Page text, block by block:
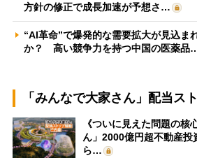
方針の修正で成長加速が予想さ…
“AI革命”で爆発的な需要拡大が見込ま
か？ 高い競争力を持つ中国の医薬品
「みんなで大家さん」配当ス
《ついに見えた問題の核
ん」2000億円超不動産投
ら…